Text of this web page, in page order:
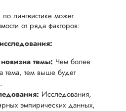
-
лингвистике может
от ряда факторов:
темы: Чем более
тема, тем выше будет
Исследования,
эмпирических данных,